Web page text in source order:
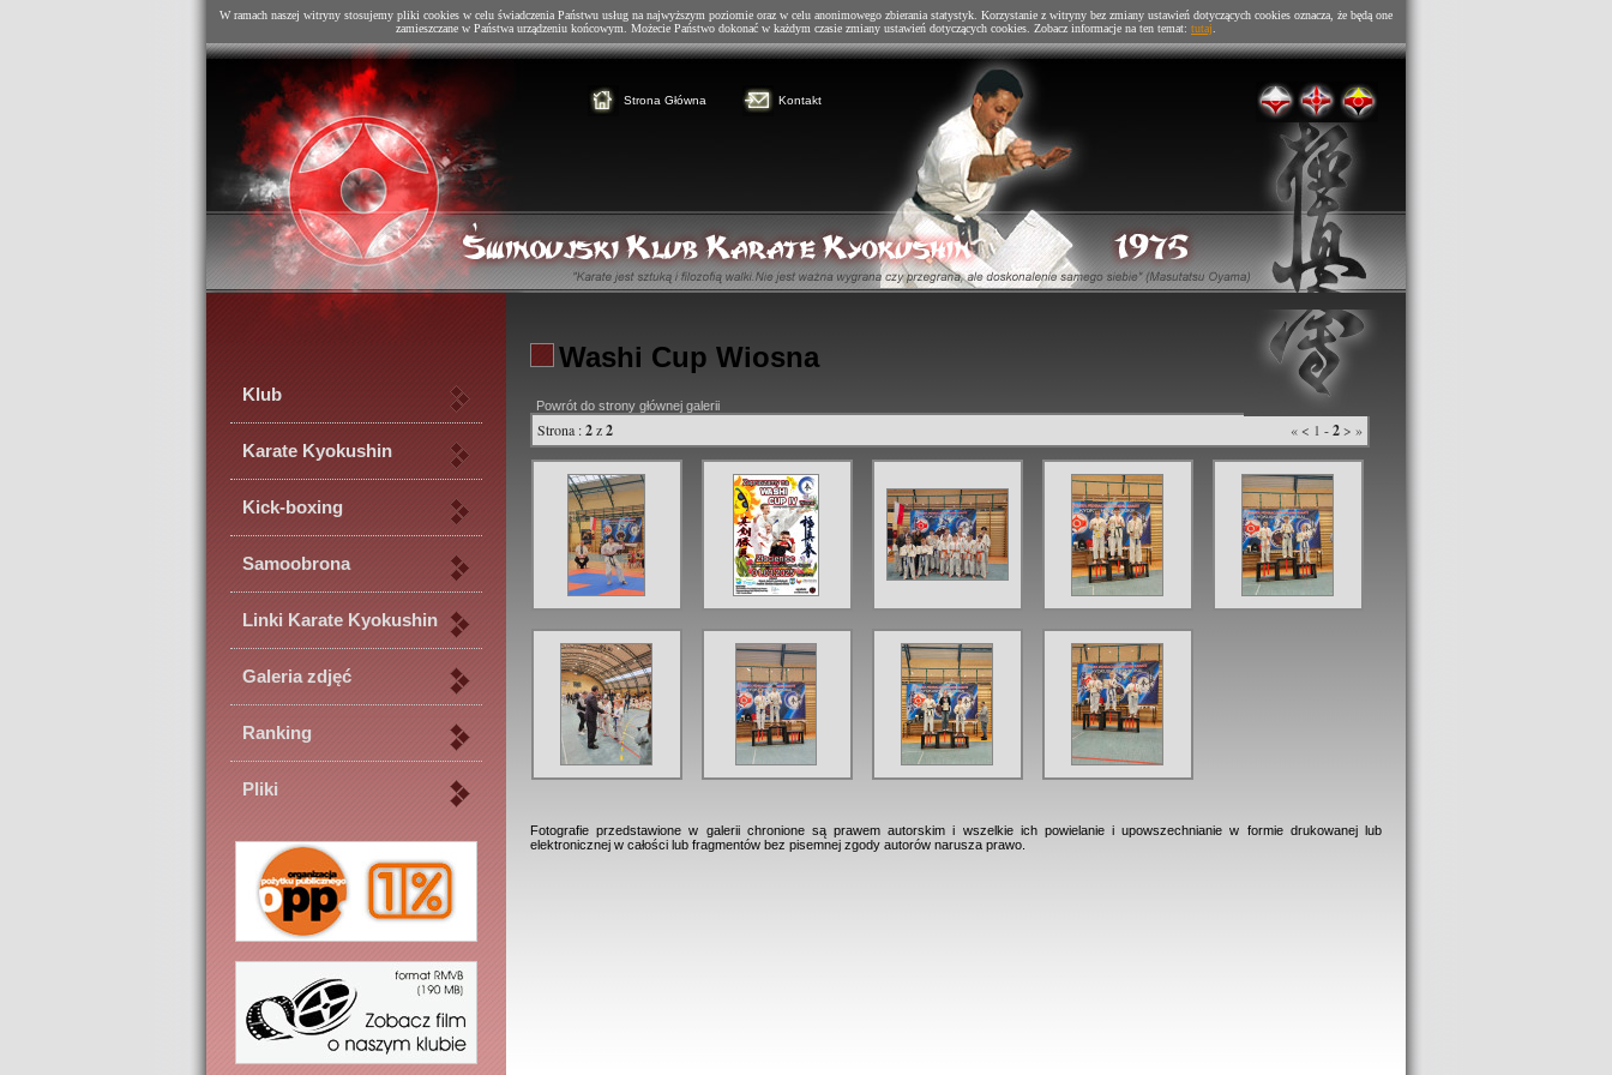
W ramach naszej witryny stosujemy pliki cookies w celu świadczenia Państwu usług na najwyższym poziomie oraz w celu anonimowego zbierania statystyk. Korzystanie z witryny bez zmiany ustawień dotyczących cookies oznacza, że będą one
zamieszczane w Państwa urządzeniu końcowym. Możecie Państwo dokonać w każdym czasie zmiany ustawień dotyczących cookies. Zobacz informacje na ten temat: tutaj
Strona Główna Kontakt
Klub
Karate Kyokushin
Kick-boxing
Samoobrona
Linki Karate Kyokushin
Galeria zdjęć
Ranking
Pliki
Washi Cup Wiosna
Powrót do strony głównej galerii
Strona :2z2 « < 1 -2> »
Fotografie przedstawione w galerii chronione są prawem autorskim i wszelkie ich powielanie i upowszechnianie w formie drukowanej lub
elektronicznej w całości lub fragmentów bez pisemnej zgody autorów narusza prawo.